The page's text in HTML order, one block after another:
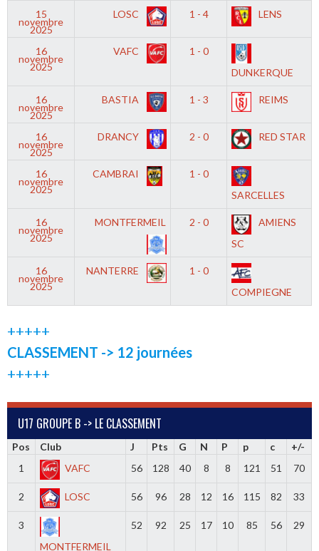
15
novembre
2025
LOSC 1 - 4 LENS
16
novembre
2025
VAFC
1 - 0
DUNKERQUE
16
novembre
2025
BASTIA 1 - 3 REIMS
16
novembre
2025
DRANCY 2 - 0 RED STAR
16
novembre
2025
CAMBRAI
1 - 0
SARCELLES
16
novembre
2025
MONTFERMEIL 2 - 0
AMIENS
SC
16
novembre
2025
NANTERRE
1 - 0
COMPIEGNE
+++++
CLASSEMENT -> 12 journées
+++++
U17 GROUPE B -> LE CLASSEMENT
Pos Club J Pts G N P p c
+/-
1
VAFC 56 128 40 8 8 121 51 70
2 LOSC 56 96 28 12 16 115 82 33
3
MONTFERMEIL
52 92 25 17 10 85 56 29